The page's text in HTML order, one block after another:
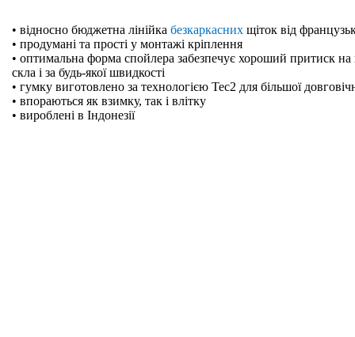
• відносно бюджетна лінійка безкаркасних щіток від
• продумані та прості у монтажі кріплення
• оптимальна форма спойлера забезпечує хороший притиск на
скла і за будь-якої швидкості
• гумку виготовлено за технологією Tec2 для більшої
• впораються як взимку, так і влітку
• вироблені в Індонезії